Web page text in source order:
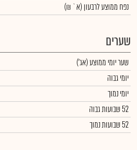
נפח ממוצע לרבעון (א` ₪)
שערים
שער יומי ממוצע(אג')
יומי גבוה
יומי נמוך
52 שבועות גבוה
52 שבועות נמוך